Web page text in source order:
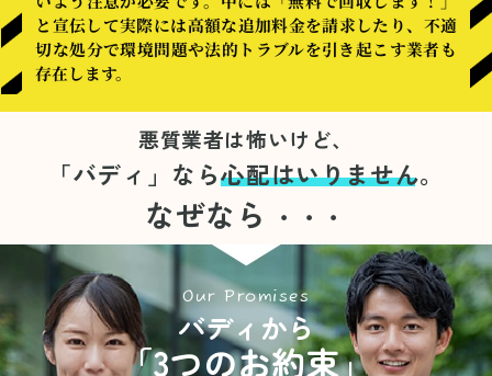
と宣伝して実際には高額な追加料金を請求したり、不適
切な処分で環境問題や法的トラブルを引き起こす業者も
存在します。
悪質業者は怖いけど、
「バディ」なら心配はいりません。
なぜなら ・・・
Our Promises
バディから
「3つのお約束」